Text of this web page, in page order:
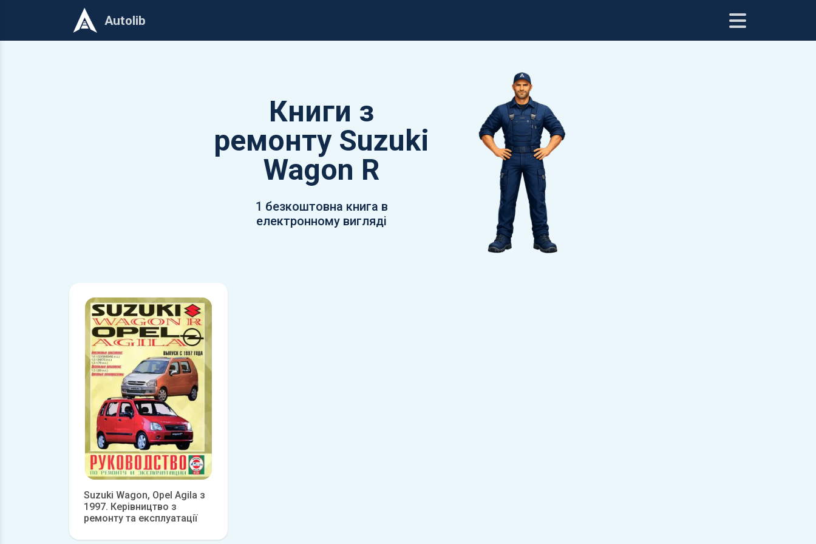
Autolib
Книги з
ремонту Suzuki
Wagon R
1 безкоштовна книга в
електронному вигляді
Suzuki Wagon, Opel Agila з
1997. Керівництво з
ремонту та експлуатації